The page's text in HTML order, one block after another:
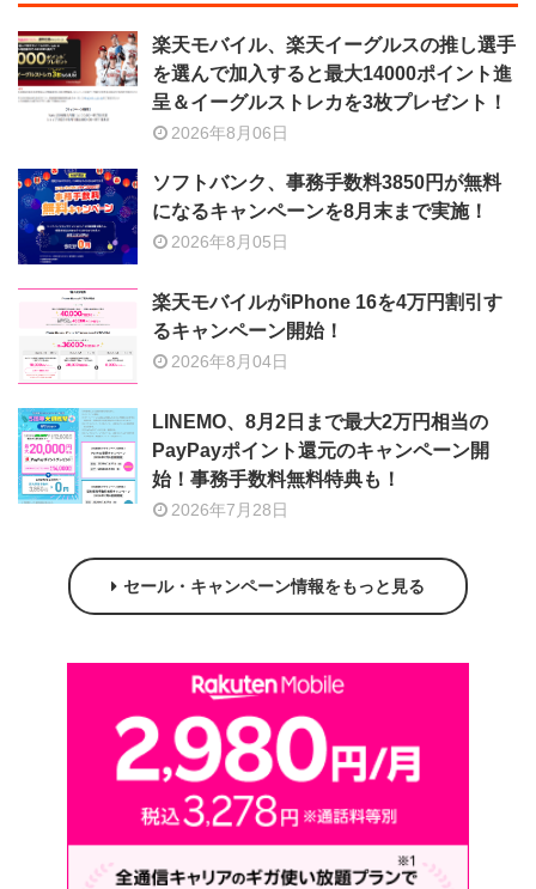
楽天モバイル、楽天イーグルスの推し選手
を選んで加入すると最大14000ポイント進
呈＆イーグルストレカを3枚プレゼント！
2026年8月06日
ソフトバンク、事務手数料3850円が無料
になるキャンペーンを8月末まで実施！
2026年8月05日
楽天モバイルがiPhone 16を4万円割引す
るキャンペーン開始！
2026年8月04日
LINEMO、8月2日まで最大2万円相当の
PayPayポイント還元のキャンペーン開
始！事務手数料無料特典も！
2026年7月28日
セール・キャンペーン情報をもっと見る